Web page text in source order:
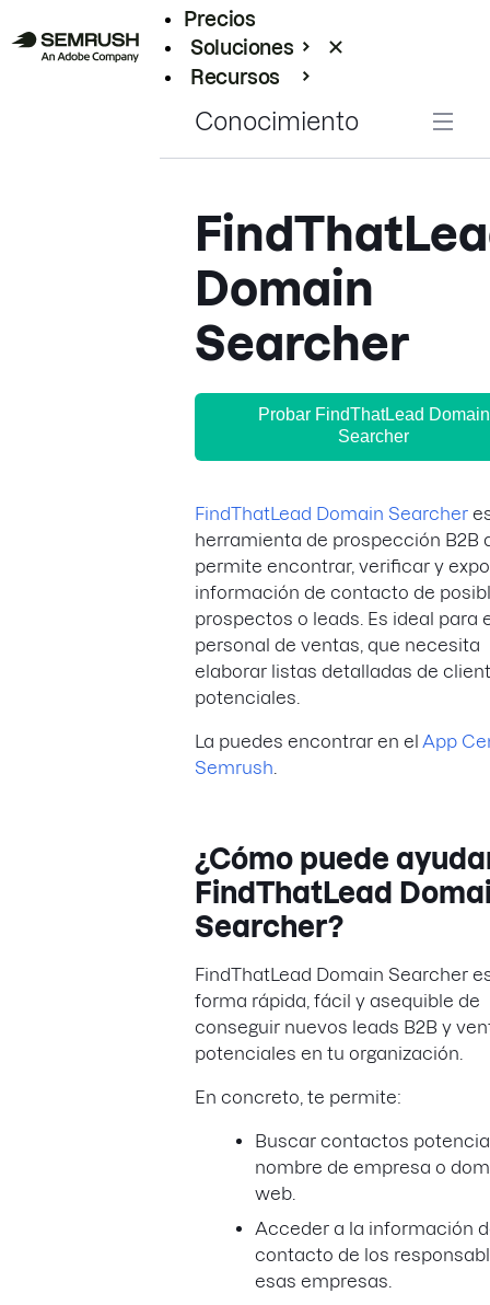
Precios
Soluciones
Recursos
Conocimiento
Domain
Searcher
Probar FindThatLead Domain
Searcher
FindThatLead Domain Searcher
herramienta de prospección B2B
permite encontrar, verificar y
información de contacto de
prospectos o leads. Es ideal para
personal de ventas, que necesita
elaborar listas detalladas de
potenciales.
La puedes encontrar en el App
Semrush
¿Cómo puede
FindThatLead
Searcher?
FindThatLead Domain Searcher
forma rápida, fácil y asequible de
conseguir nuevos leads B2B y
potenciales en tu organización.
En concreto, te permite:
Buscar contactos
nombre de empresa o
web.
Acceder a la información
contacto de los
esas empresas.